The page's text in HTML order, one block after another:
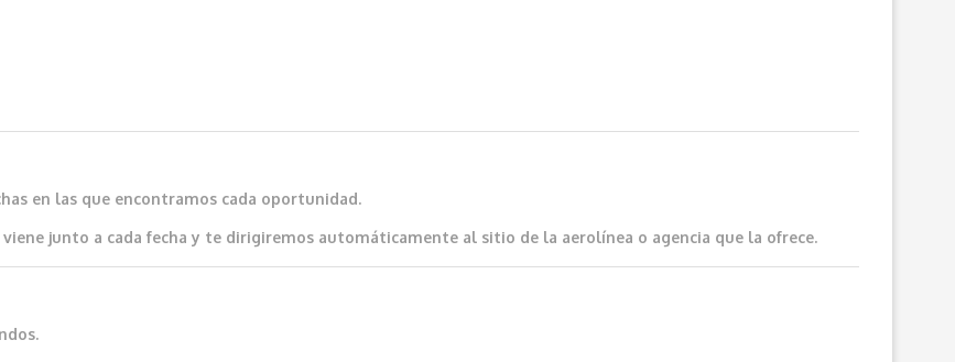
en las que encontramos cada oportunidad.
viene junto a cada fecha y te dirigiremos automáticamente al sitio de la aerolínea o agencia que la ofrece.